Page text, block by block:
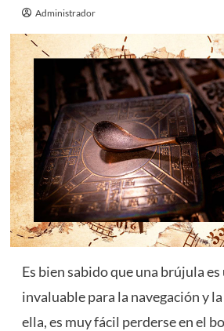
Administrador
Es bien sabido que una brújula
invaluable para la navegación y
ella, es muy fácil perderse en el